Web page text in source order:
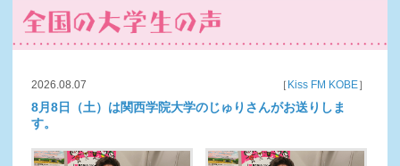
2026.08.07 ［ Kiss FM KOBE］
8月8日（土）は関西学院大学のじゅりさんがお送りしま
す。